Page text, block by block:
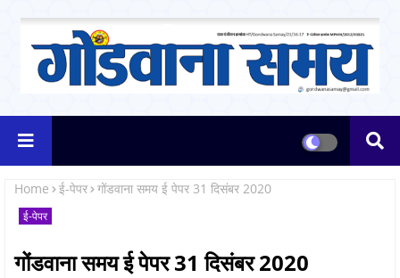
Home ई-पेपर गोंडवाना समय ई पेपर 31 दिसंबर 2020
ई-पेपर
गोंडवाना समय ई पेपर 31 दिसंबर 2020